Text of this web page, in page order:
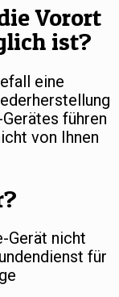
Vorort
ist?
eine
führen
von Ihnen
Gerät nicht
für